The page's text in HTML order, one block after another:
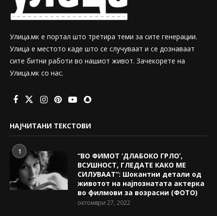
Улица.мк е портал што третира теми за сите генерации.
Улица е местото каде што се случуваат и се дознаваат
сите битни работи во нашиот живот. Зачекорете на
Улица.мк со нас.
НАЈЧИТАНИ ТЕКСТОВИ
1
“ВО ФИМОТ ‘ДЛАБОКО ГРЛО’,
ВСУШНОСТ, ГЛЕДАТЕ КАКО МЕ
СИЛУВААТ“: Шокантни детали од
животот на најпознатата актерка
во филмови за возрасни (ФОТО)
октомври 27, 2022